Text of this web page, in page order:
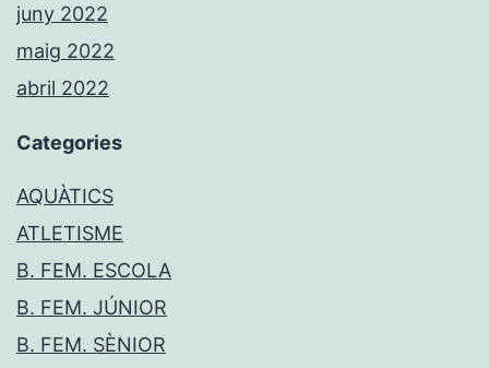
juny 2022
maig 2022
abril 2022
Categories
AQUÀTICS
ATLETISME
B. FEM. ESCOLA
B. FEM. JÚNIOR
B. FEM. SÈNIOR